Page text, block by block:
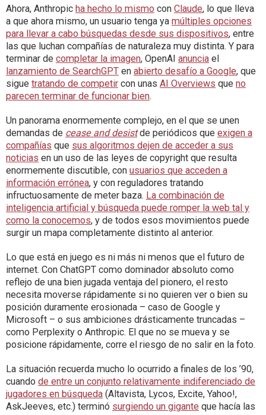
Ahora, Anthropic ha hecho lo mismo con Claude, lo que lleva
a que ahora mismo, un usuario tenga ya múltiples opciones
para llevar a cabo búsquedas desde sus dispositivos, entre
las que luchan compañías de naturaleza muy distinta. Y para
terminar de completar la imagen, OpenAI anuncia el
lanzamiento de SearchGPT en abierto desafío a Google, que
sigue tratando de competir con unas AI Overviews que no
parecen terminar de funcionar bien.
Un panorama enormemente complejo, en el que se unen
demandas de cease and desistde periódicos que exigen a
compañías que sus algoritmos dejen de acceder a sus
noticias en un uso de las leyes de copyright que resulta
enormemente discutible, con usuarios que acceden a
información errónea, y con reguladores tratando
infructuosamente de meter baza. La combinación de
inteligencia artificial y búsqueda puede romper la web tal y
como la conocemos, y de todos esos movimientos puede
surgir un mapa completamente distinto al anterior.
Lo que está en juego es ni más ni menos que el futuro de
internet. Con ChatGPT como dominador absoluto como
reflejo de una bien jugada ventaja del pionero, el resto
necesita moverse rápidamente si no quieren ver o bien su
posición duramente erosionada – caso de Google y
Microsoft – o sus ambiciones drásticamente truncadas –
como Perplexity o Anthropic. El que no se mueva y se
posicione rápidamente, corre el riesgo de no salir en la foto.
La situación recuerda mucho lo ocurrido a finales de los ’90,
cuando de entre un conjunto relativamente indiferenciado de
jugadores en búsqueda (Altavista, Lycos, Excite, Yahoo!,
AskJeeves, etc.) terminó surgiendo un gigante que hacía las